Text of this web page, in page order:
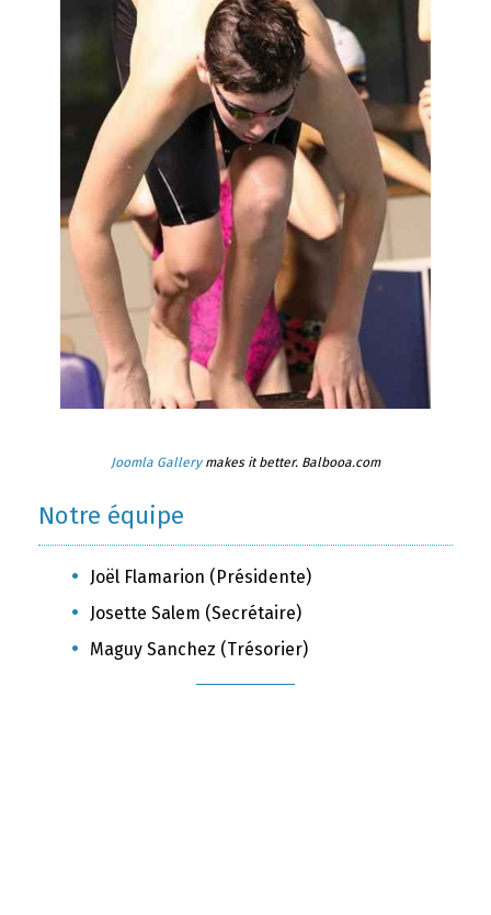
Joomla Gallerymakes it better. Balbooa.com
Notre équipe
Joël Flamarion (Présidente)
Josette Salem (Secrétaire)
Maguy Sanchez (Trésorier)